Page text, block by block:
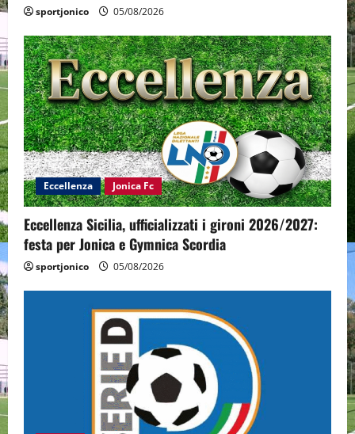
sportjonico 05/08/2026
Eccellenza Jonica Fc
Eccellenza Sicilia, ufficializzati i gironi 2026/2027:
festa per Jonica e Gymnica Scordia
sportjonico 05/08/2026